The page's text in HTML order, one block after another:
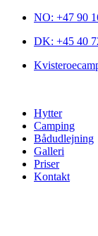
NO: +47 90
DK: +45 40
Hytter
Camping
Bådudlejning
Galleri
Priser
Kontakt